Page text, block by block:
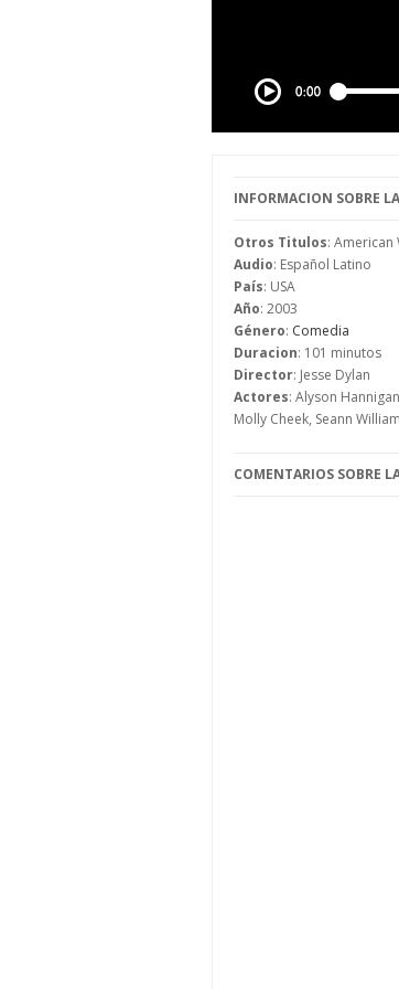
INFORMACION SOBRE
Otros Titulos: American
Audio: Español Latino
País: USA
Año: 2003
Género: Comedia
Duracion: 101 minutos
Director: Jesse Dylan
Actores: Alyson
Molly Cheek, Seann
COMENTARIOS SOBRE